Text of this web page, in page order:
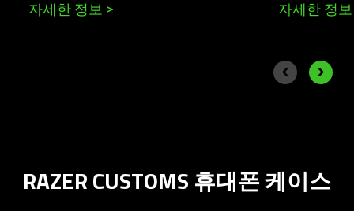
자세한 정보 > 자세한 정
Previous slide
Next
RAZER CUSTOMS 휴대폰 케이스